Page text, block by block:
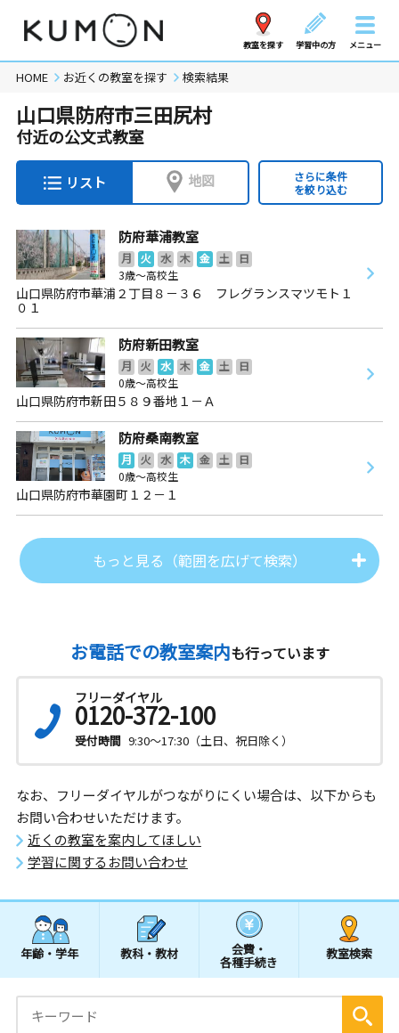
教室を探す 学習中の方 メニュー
HOME お近くの教室を探す 検索結果
山口県防府市三田尻村
付近の公文式教室
リスト 地図
さらに条件
を絞り込む
防府華浦教室
月 火 水 木 金 土
日
3歳～高校生
山口県防府市華浦２丁目８－３６ フレグランスマツモト１
０１
防府新田教室
月 火 水 木 金 土
日
0歳～高校生
山口県防府市新田５８９番地１－Ａ
防府桑南教室
月 火 水 木 金 土
日
0歳～高校生
山口県防府市華園町１２－１
もっと見る（範囲を広げて検索）
お電話での教室案内も行っています
フリーダイヤル
0120-372-100
受付時間 9:30～17:30（土日、祝日除く）
なお、フリーダイヤルがつながりにくい場合は、以下からも
お問い合わせいただけます。
近くの教室を案内してほしい
学習に関するお問い合わせ
年齢・学年 教科・教材 会費・
各種手続き
教室検索